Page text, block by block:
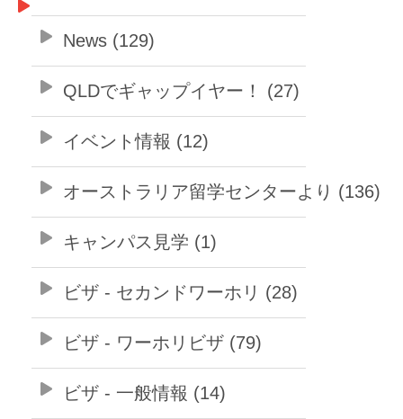
News (129)
QLDでギャップイヤー！ (27)
イベント情報 (12)
オーストラリア留学センターより (136)
キャンパス見学 (1)
ビザ - セカンドワーホリ (28)
ビザ - ワーホリビザ (79)
ビザ - 一般情報 (14)